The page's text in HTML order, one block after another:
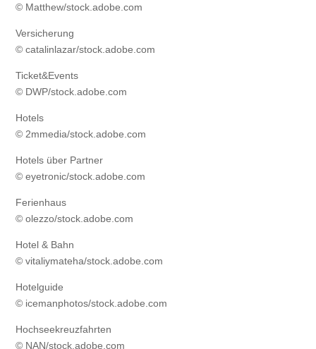
© Matthew/stock.adobe.com
Versicherung
© catalinlazar/stock.adobe.com
Ticket&Events
© DWP/stock.adobe.com
Hotels
© 2mmedia/stock.adobe.com
Hotels über Partner
© eyetronic/stock.adobe.com
Ferienhaus
© olezzo/stock.adobe.com
Hotel & Bahn
© vitaliymateha/stock.adobe.com
Hotelguide
© icemanphotos/stock.adobe.com
Hochseekreuzfahrten
© NAN/stock.adobe.com